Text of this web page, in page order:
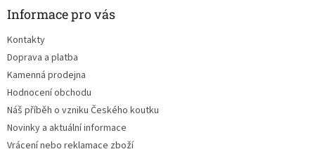
Informace pro vás
Kontakty
Doprava a platba
Kamenná prodejna
Hodnocení obchodu
Náš příběh o vzniku Českého koutku
Novinky a aktuální informace
Vrácení nebo reklamace zboží